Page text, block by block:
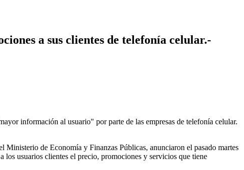
a sus clientes de telefonía celular.-
información al usuario" por parte de las empresas de telefonía celular.
de Economía y Finanzas Públicas, anunciaron el pasado martes
los usuarios clientes el precio, promociones y servicios que tiene